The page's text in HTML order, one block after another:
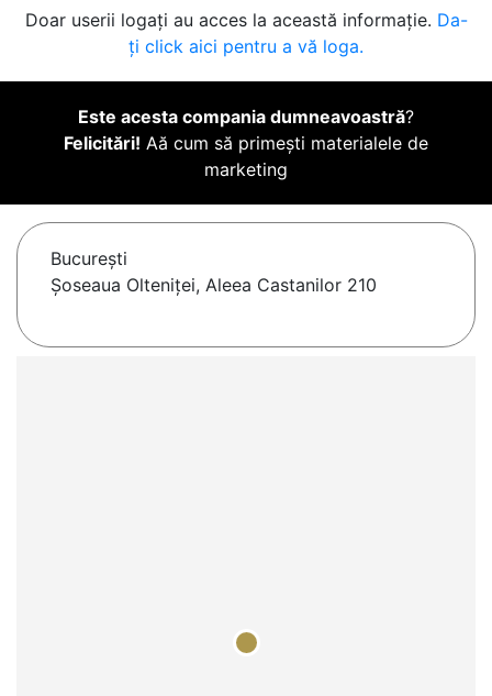
Doar userii logați au acces la această informație. Da-
ți click aici pentru a vă loga.
Este acesta compania dumneavoastră?
Felicitări! Aă cum să primești materialele de
marketing
Bucureşti
Șoseaua Olteniței, Aleea Castanilor 210